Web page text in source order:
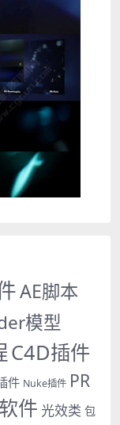
AE脚本
模型
C4D插件
件 Nuke插件 PR
件 光效类 包